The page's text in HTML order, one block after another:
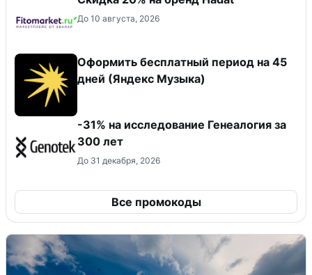
До 10 августа, 2026
Оформить бесплатный период на 45
дней (Яндекс Музыка)
-31% на исследование Генеалогия за
300 лет
До 31 декабря, 2026
Все промокоды